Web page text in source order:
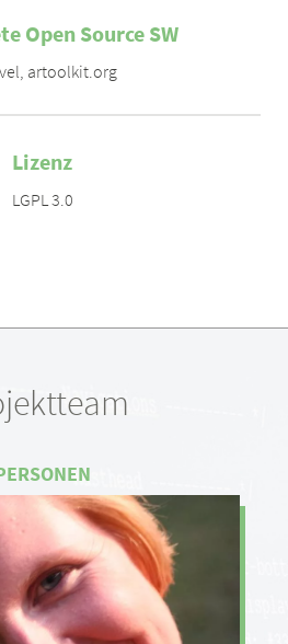
Open Source SW
, artoolkit.org
Lizenz
LGPL 3.0